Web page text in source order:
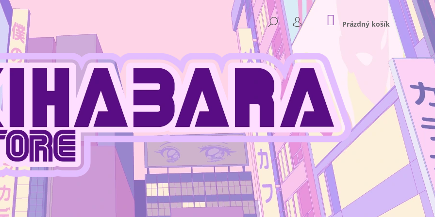
HLEDAT
PŘIHLÁŠENÍ
NÁKUPNÍ
KOŠÍK
Prázdný košík
CO POTŘEBUJETE NAJÍT?
HLEDAT
DOPORUČUJEME
KAISEN - MEGUMI FUSHIGURO ONE PIECE - MONKEY D. LUFFY GEAR 4